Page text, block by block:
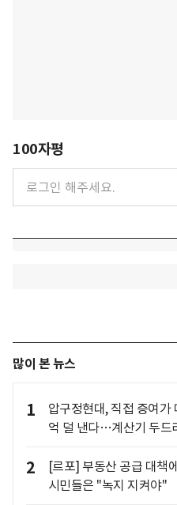
100자평
많이 본 뉴스
1
압구정현대, 직접 증여가
억 덜 낸다…계산기 두드
2
[르포] 부동산 공급 대책
시민들은 "녹지 지켜야"